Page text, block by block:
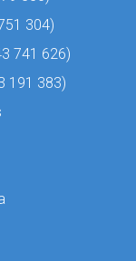
304)
741 626)
191 383)